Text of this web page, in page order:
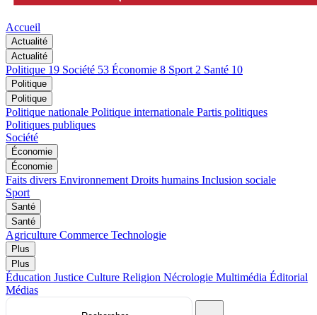
Accueil
Actualité
Actualité
Politique 19 Société 53 Économie 8 Sport 2 Santé 10
Politique
Politique
Politique nationale Politique internationale Partis politiques
Politiques publiques
Société
Économie
Économie
Faits divers Environnement Droits humains Inclusion sociale
Sport
Santé
Santé
Agriculture Commerce Technologie
Plus
Plus
Éducation Justice Culture Religion Nécrologie Multimédia Éditorial
Médias